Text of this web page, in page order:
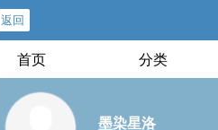
返回
首页 分类
墨染星洛